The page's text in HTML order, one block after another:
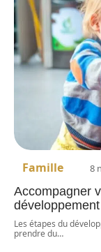
Famille 8
Accompagner
développement
Les étapes du
prendre du…